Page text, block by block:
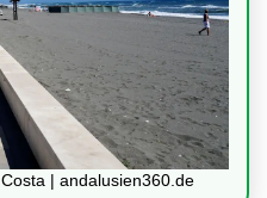
| andalusien360.de